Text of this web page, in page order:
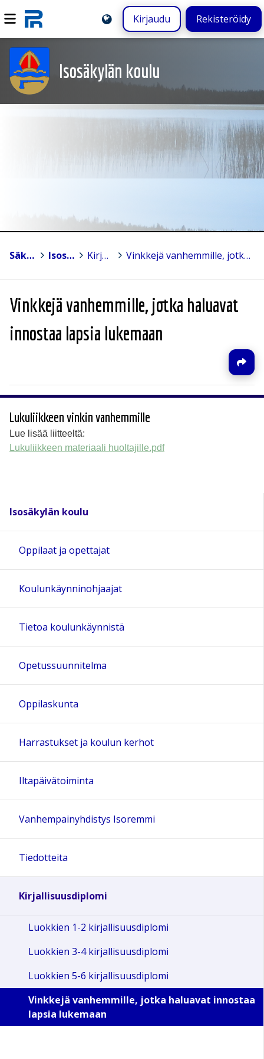
Kirjaudu Rekisteröidy
Isosäkylän koulu
Säkylä Isosäkylän koulu> Kirjallisuusdiplomi Vinkkejä vanhemmille, jotka haluavat innostaa lapsia lukemaan
Vinkkejä vanhemmille, jotka haluavat
innostaa lapsia lukemaan
Lukuliikkeen vinkin vanhemmille
Lue lisää liitteeltä:
Lukuliikkeen materiaali huoltajille.pdf
Isosäkylän koulu
Oppilaat ja opettajat
Koulunkäynninohjaajat
Tietoa koulunkäynnistä
Opetussuunnitelma
Oppilaskunta
Harrastukset ja koulun kerhot
Iltapäivätoiminta
Vanhempainyhdistys Isoremmi
Tiedotteita
Kirjallisuusdiplomi
Luokkien 1-2 kirjallisuusdiplomi
Luokkien 3-4 kirjallisuusdiplomi
Luokkien 5-6 kirjallisuusdiplomi
Vinkkejä vanhemmille, jotka haluavat innostaa
lapsia lukemaan